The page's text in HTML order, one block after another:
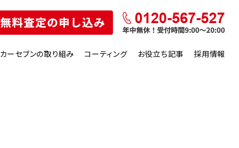
カーセブンの取り組み コーティング お役立ち記事 採用情報